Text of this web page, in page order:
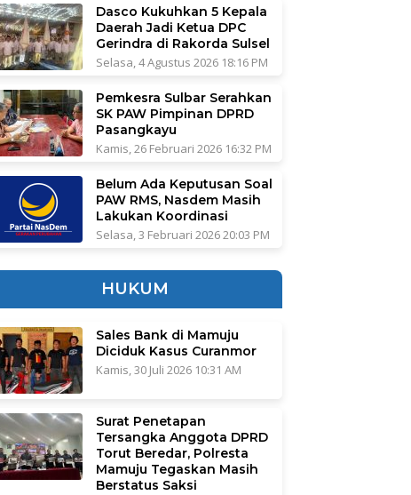
Dasco Kukuhkan 5 Kepala
Daerah Jadi Ketua DPC
Gerindra di Rakorda Sulsel
Selasa, 4 Agustus 2026 18:16 PM
Pemkesra Sulbar Serahkan
SK PAW Pimpinan DPRD
Pasangkayu
Kamis, 26 Februari 2026 16:32 PM
Belum Ada Keputusan Soal
PAW RMS, Nasdem Masih
Lakukan Koordinasi
Selasa, 3 Februari 2026 20:03 PM
HUKUM
Sales Bank di Mamuju
Diciduk Kasus Curanmor
Kamis, 30 Juli 2026 10:31 AM
Surat Penetapan
Tersangka Anggota DPRD
Torut Beredar, Polresta
Mamuju Tegaskan Masih
Berstatus Saksi